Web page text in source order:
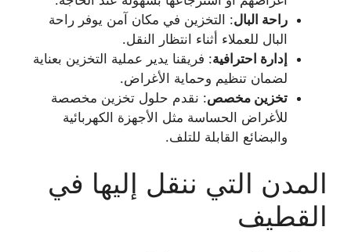
راحة البال: التخزين في مكان آمن يوفر راحة
البال للعملاء أثناء انتظار النقل.
إدارة احترافية: فريقنا يدير عملية التخزين بعناية
لضمان تنظيم وحماية الأغراض.
تخزين مخصص: نقدم حلول تخزين مخصصة
للأغراض الحساسة مثل الأجهزة الكهربائية
والبضائع القابلة للتلف.
المدن التي ننقل إليها في
القطيف